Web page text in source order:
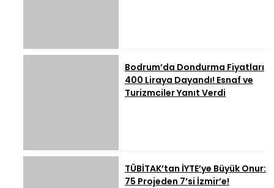
Bodrum’da Dondurma Fiyatları
400 Liraya Dayandı! Esnaf ve
Turizmciler Yanıt Verdi
TÜBİTAK’tan İYTE’ye Büyük Onur:
75 Projeden 7’si İzmir’e!